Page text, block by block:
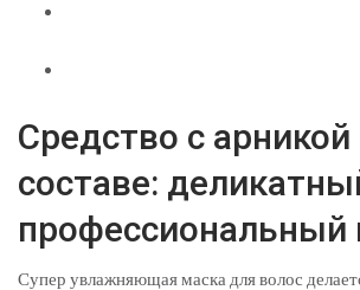
Средство с арникой
составе:
профессиональный
Супер увлажняющая маска для волос